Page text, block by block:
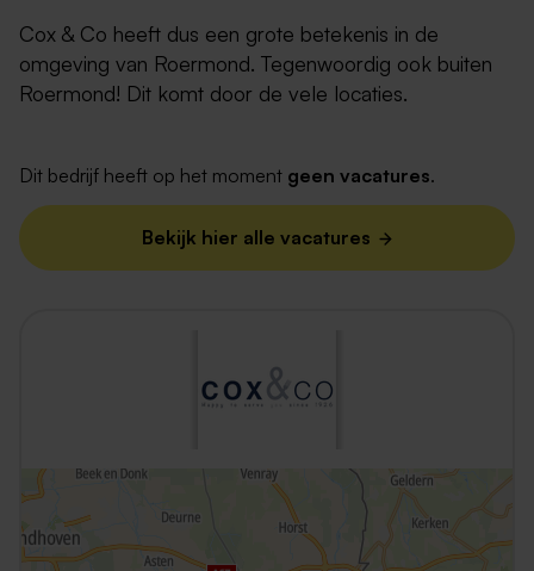
Cox & Co heeft dus een grote betekenis in de
omgeving van Roermond. Tegenwoordig ook buiten
Roermond! Dit komt door de vele locaties.
Dit bedrijf heeft op het moment geen vacatures.
Bekijk hier alle vacatures